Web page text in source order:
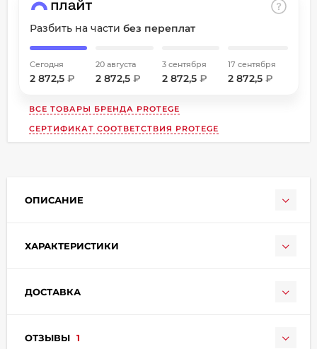
Разбить на части без переплат
Сегодня
2 872,5 ₽
20 августа
2 872,5₽
3 сентября
2 872,5 ₽
17 сентября
2 872,5 ₽
ВСЕ ТОВАРЫ БРЕНДА PROTEGE
СЕРТИФИКАТ СООТВЕТСТВИЯ PROTEGE
ОПИСАНИЕ
ХАРАКТЕРИСТИКИ
ДОСТАВКА
ОТЗЫВЫ 1
25
2 недели
раз в 2 недели
plait.ru